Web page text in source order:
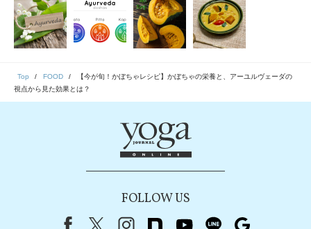
Top FOOD
【今が旬！かぼちゃレシピ】かぼちゃの栄養と、アーユルヴェーダの
視点から見た効果とは？
FOLLOW US
FacebookX（旧Twitter）
instagram
note youtubeline